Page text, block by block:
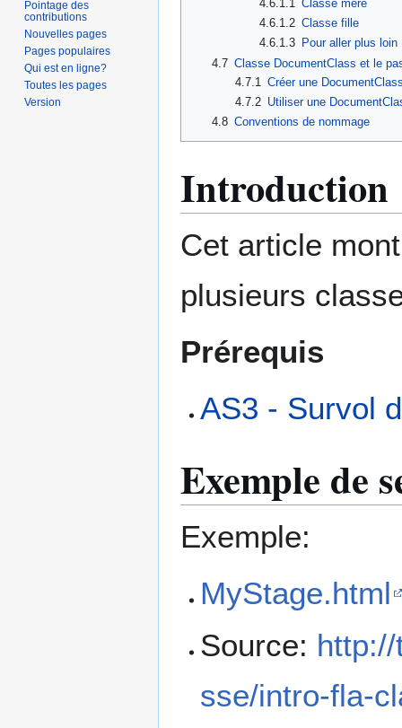
4.6.1.1 Classe mère
4.6.1.2 Classe fille
4.6.1.3
Pour aller plus loin
4.7 Classe DocumentClass et le
4.7.1
Créer une
4.7.2 Utiliser une
4.8 Conventions de nommage
Introduction
Cet article
plusieurs
Prérequis
AS3 - Survol
Exemple de
Exemple:
MyStage.html
Source:
sse/intro-fla-
Pointage des
contributions
Nouvelles pages
Pages populaires
Qui est en ligne?
Toutes les pages
Version